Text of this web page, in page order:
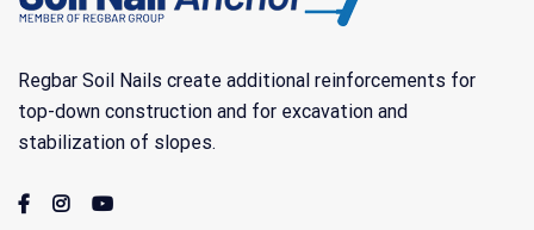
Regbar Soil Nails create additional reinforcements for
top-down construction and for excavation and
stabilization of slopes.